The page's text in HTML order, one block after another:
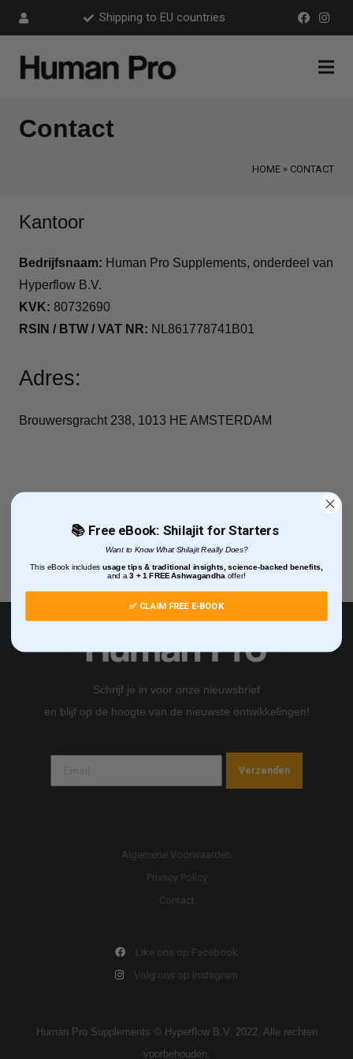
Shipping to EU countries
Contact
HOME CONTACT
Kantoor
Bedrijfsnaam: Human Pro Supplements, onderdeel van
Hyperflow B.V.
KVK: 80732690
RSIN / BTW / VAT NR: NL861778741B01
Adres:
Brouwersgracht 238, 1013 HE AMSTERDAM
E-mailadres:
asha@microdose-pro.com
Schrijf je in voor onze nieuwsbrief
en blijf op de hoogte van de nieuwste ontwikkelingen!
Verzenden
Algemene Voorwaarden
Privacy Policy
Contact
Like ons op Facebook
Volg ons op Instagram
Human Pro Supplements © Hyperflow B.V. 2022. Alle rechten
voorbehouden.
📚 Free eBook: Shilajit for Starters
Want to Know What Shilajit Really Does?
This eBook includes usage tips & traditional insights, science-backed benefits,
and a3 + 1 FREE Ashwagandhaoffer!
✅ CLAIM FREE E-BOOK